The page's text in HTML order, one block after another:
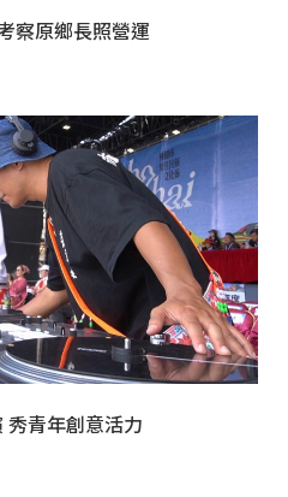
察原鄉長照營運
秀青年創意活力